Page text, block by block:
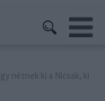
néznek ki a Nicsak, ki